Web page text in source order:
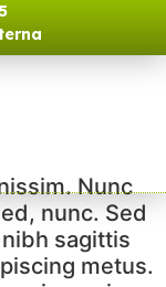
Nunc
nunc. Sed
sagittis
metus.